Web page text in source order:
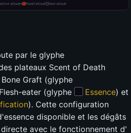
par le glyphe
plateaux Scent of Death
Bone Graft (glyphe
eater (glyphe Essence) et
). Cette configuration
disponible et les dégâts
avec le fonctionnement d'